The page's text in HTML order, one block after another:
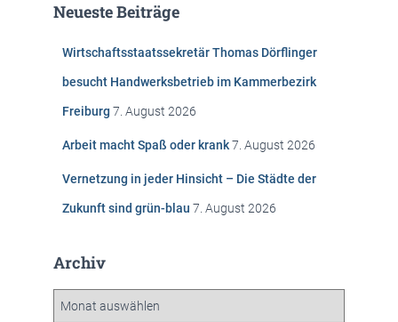
n
Neueste Beiträge
Wirtschaftsstaatssekretär Thomas Dörflinger
besucht Handwerksbetrieb im Kammerbezirk
Freiburg 7. August 2026
Arbeit macht Spaß oder krank7. August 2026
Vernetzung in jeder Hinsicht – Die Städte der
Zukunft sind grün-blau 7. August 2026
Archiv